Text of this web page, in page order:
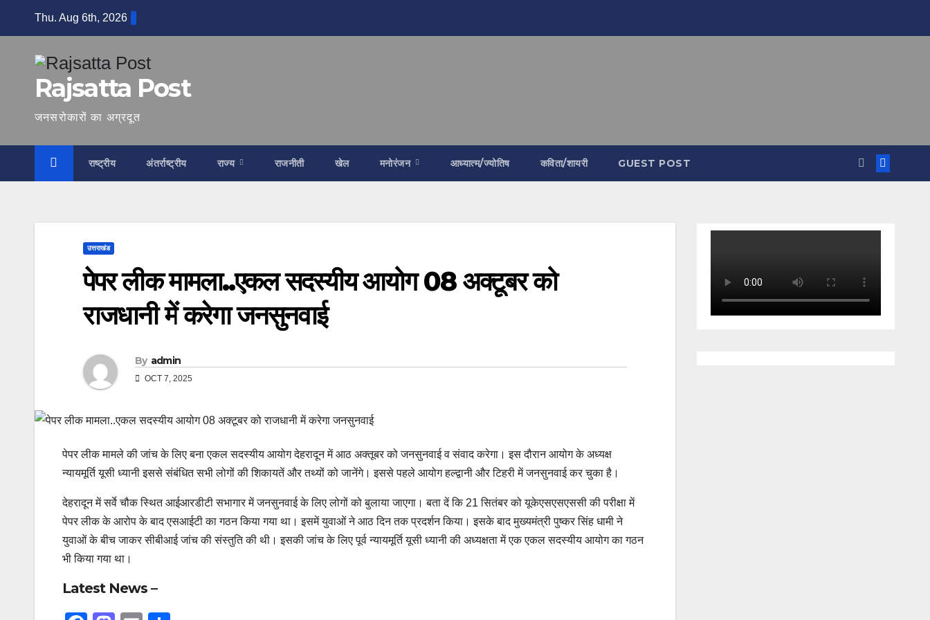
Thu. Aug 6th, 2026
Rajsatta Post
जनसरोकारों का अग्रदूत
राष्ट्रीय अंतर्राष्ट्रीय राज्य राजनीती खेल मनोरंजन आध्यात्म/ज्योतिष कविता/शायरी GUEST POST
उत्तराखंड
पेपर लीक मामला..एकल सदस्यीय आयोग 08 अक्टूबर को
राजधानी में करेगा जनसुनवाई
By admin
OCT 7, 2025
पेपर लीक मामले की जांच के लिए बना एकल सदस्यीय आयोग देहरादून में आठ अक्तूबर को जनसुनवाई व संवाद करेगा। इस दौरान आयोग के अध्यक्ष
न्यायमूर्ति यूसी ध्यानी इससे संबंधित सभी लोगों की शिकायतें और तथ्यों को जानेंगे। इससे पहले आयोग हल्द्वानी और टिहरी में जनसुनवाई कर चुका है।
देहरादून में सर्वे चौक स्थित आईआरडीटी सभागार में जनसुनवाई के लिए लोगों को बुलाया जाएगा। बता दें कि 21 सितंबर को यूकेएसएसएससी की परीक्षा में
पेपर लीक के आरोप के बाद एसआईटी का गठन किया गया था। इसमें युवाओं ने आठ दिन तक प्रदर्शन किया। इसके बाद मुख्यमंत्री पुष्कर सिंह धामी ने
युवाओं के बीच जाकर सीबीआई जांच की संस्तुति की थी। इसकी जांच के लिए पूर्व न्यायमूर्ति यूसी ध्यानी की अध्यक्षता में एक एकल सदस्यीय आयोग का गठन
भी किया गया था।
Latest News –